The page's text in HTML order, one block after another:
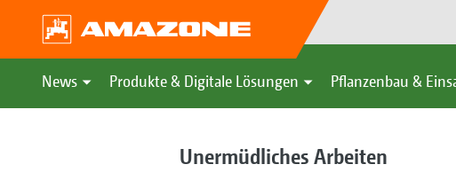
News Produkte & Digitale Lösungen Pflanzenbau &
Unermüdliches Arbeiten